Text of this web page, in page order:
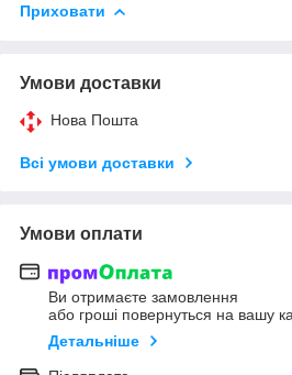
Приховати
Умови доставки
Нова Пошта
Всі умови доставки
Умови оплати
Ви отримаєте замовлення
або гроші повернуться на вашу
Детальніше